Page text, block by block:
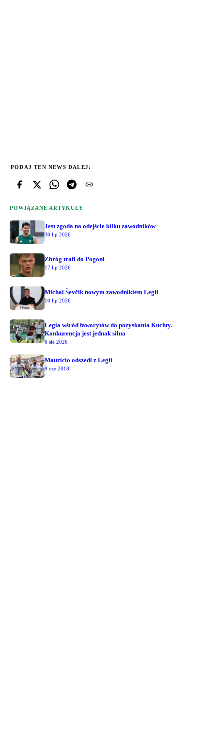
PODAJ TEN NEWS DALEJ:
POWIĄZANE ARTYKUŁY
Jest zgoda na odejście kilku zawodników
30 lip 2026
Zbróg trafi do Pogoni
17 lip 2026
Michal Ševčík nowym zawodnikiem Legii
10 lip 2026
Legia wśród faworytów do pozyskania Kuchty.
Konkurencja jest jednak silna
6 sie 2026
Mauricio odszedł z Legii
9 cze 2018